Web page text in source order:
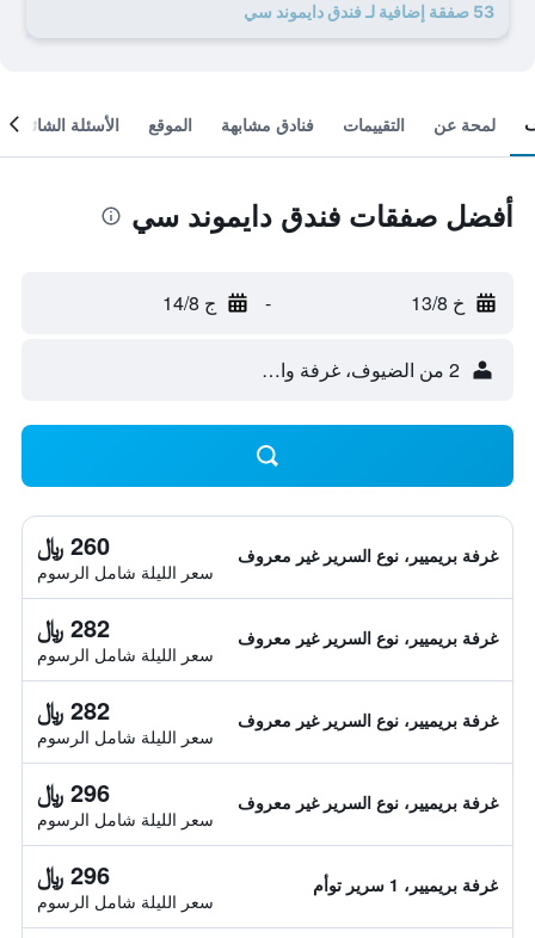
53 صفقة إضافية لـ فندق دايموند سي
لمحة عن التقييمات فنادق مشابهة الموقع الأسئلة الشائعة
أفضل صفقات فندق دايموند سي
خ 13/8 - ج 14/8
2 من الضيوف، غرفة واحدة
غرفة بريميير، نوع السرير غير معروف 260 ﷼
سعر الليلة شامل الرسوم
غرفة بريميير، نوع السرير غير معروف 282 ﷼
سعر الليلة شامل الرسوم
غرفة بريميير، نوع السرير غير معروف 282 ﷼
سعر الليلة شامل الرسوم
غرفة بريميير، نوع السرير غير معروف 296 ﷼
سعر الليلة شامل الرسوم
غرفة بريميير، 1 سرير توأم 296 ﷼
سعر الليلة شامل الرسوم